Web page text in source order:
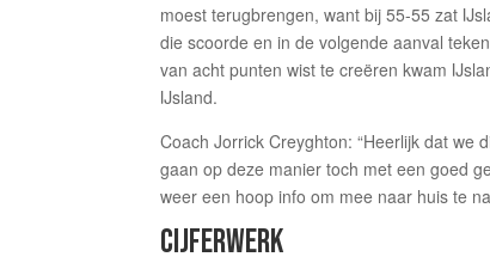
moest terugbrengen, want bij 55-55 zat
die scoorde en in de volgende aanval
van acht punten wist te creëren kwam
IJsland.
Coach Jorrick Creyghton: “Heerlijk dat we
gaan op deze manier toch met een goed
weer een hoop info om mee naar huis te
CIJFERWERK